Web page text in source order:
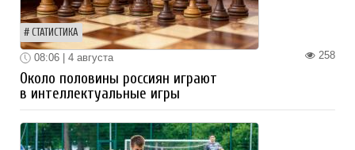
СТАТИСТИКА
258
08:06 | 4 августа
Около половины россиян играют
в интеллектуальные игры